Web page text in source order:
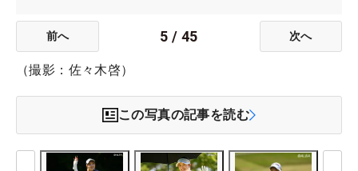
前へ 5 / 45 次へ
（撮影：佐々木啓）
この写真の記事を読む